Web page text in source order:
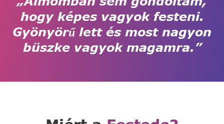
hogy képes vagyok festeni.
Gyönyörű lett és most nagyon
büszke vagyok magamra.”